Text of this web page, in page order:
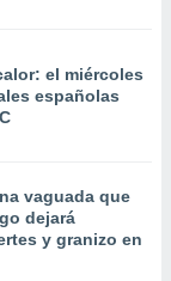
el miércoles
españolas
vaguada que
dejará
y granizo en